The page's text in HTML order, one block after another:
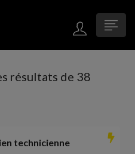
résultats de 38
technicienne